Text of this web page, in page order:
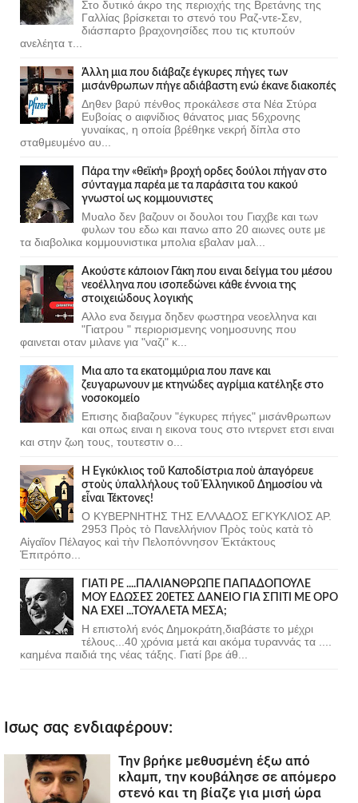
Στο δυτικό άκρο της περιοχής της Βρετάνης της
Γαλλίας βρίσκεται το στενό του Ραζ-ντε-Σεν,
διάσπαρτο βραχονησίδες που τις κτυπούν
ανελέητα τ...
Άλλη μια που διάβαζε έγκυρες πήγες των
μισάνθρωπων πήγε αδιάβαστη ενώ έκανε διακοπές
Δηθεν βαρύ πένθος προκάλεσε στα Νέα Στύρα
Ευβοίας ο αιφνίδιος θάνατος μιας 56χρονης
γυναίκας, η οποία βρέθηκε νεκρή δίπλα στο
σταθμευμένο αυ...
Πάρα την «θεϊκή» βροχή ορδες δούλοι πήγαν στο
σύνταγμα παρέα με τα παράσιτα του κακού
γνωστοί ως κομμουνιστες
Μυαλο δεν βαζουν οι δουλοι του Γιαχβε και των
φυλων του εδω και πανω απο 20 αιωνες ουτε με
τα διαβολικα κομμουνιστικα μπολια εβαλαν μαλ...
Ακούστε κάποιον Γάκη που ειναι δείγμα του μέσου
νεοέλληνα που ισοπεδώνει κάθε έννοια της
στοιχειώδους λογικής
Αλλο ενα δειγμα δηδεν φωστηρα νεοελληνα και
"Γιατρου " περιορισμενης νοημοσυνης που
φαινεται οταν μιλανε για "ναζι" κ...
Μια απο τα εκατομμύρια που πανε και
ζευγαρωνουν με κτηνώδες αγρίμια κατέληξε στο
νοσοκομείο
Επισης διαβαζουν "έγκυρες πήγες" μισάνθρωπων
και οπως ειναι η εικονα τους στο ιντερνετ ετσι ειναι
και στην ζωη τους, τουτεστιν ο...
Ἡ Ἐγκύκλιος τοῦ Καποδίστρια ποὺ ἀπαγόρευε
στοὺς ὑπαλλήλους τοῦ Ἑλληνικοῦ Δημοσίου νὰ
εἶναι Τέκτονες!
Ο ΚΥΒΕΡΝΗΤΗΣ ΤΗΣ ΕΛΛΑΔΟΣ ΕΓΚΥΚΛΙΟΣ ΑΡ.
2953 Πρὸς τὸ Πανελλήνιον Πρὸς τοὺς κατὰ τὸ
Αἰγαῖον Πέλαγος καὶ τὴν Πελοπόννησον Ἐκτάκτους
Ἐπιτρόπο...
ΓΙΑΤΙ ΡΕ ....ΠΑΛΙΑΝΘΡΩΠΕ ΠΑΠΑΔΟΠΟΥΛΕ
ΜΟΥ ΕΔΩΣΕΣ 20ΕΤΕΣ ΔΑΝΕΙΟ ΓΙΑ ΣΠΙΤΙ ΜΕ ΟΡΟ
ΝΑ ΕΧΕΙ ...ΤΟΥΑΛΕΤΑ ΜΕΣΑ;
Η επιστολή ενός Δημοκράτη,διαβάστε το μέχρι
τέλους...40 χρόνια μετά και ακόμα τυραννάς τα ....
καημένα παιδιά της νέας τάξης. Γιατί βρε άθ...